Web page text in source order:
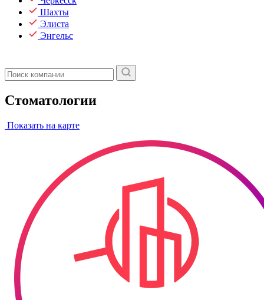
Шахты
Элиста
Энгельс
Стоматологии
Показать на карте